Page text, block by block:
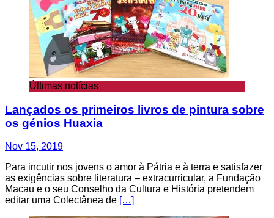
Últimas notícias
Lançados os primeiros livros de pintura sobre
os génios Huaxia
Nov 15, 2019
Para incutir nos jovens o amor à Pátria e à terra e satisfazer
as exigências sobre literatura – extracurricular, a Fundação
Macau e o seu Conselho da Cultura e História pretendem
editar uma Colectânea de […]